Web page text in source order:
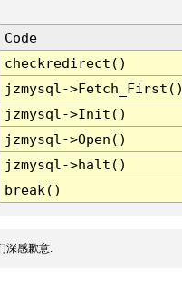
Code
checkredirect()
jzmysql-
jzmysql->Init()
jzmysql->Open()
jzmysql->halt()
break()
深感歉意.